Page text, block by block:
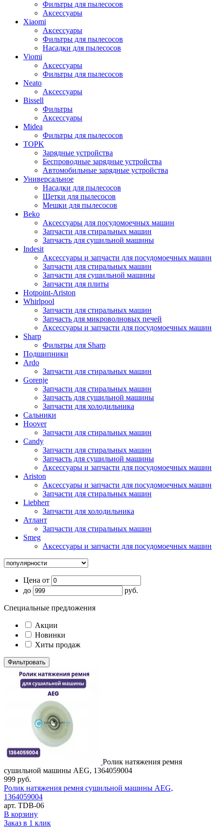
Фильтры для пылесосов
Аксессуары
Xiaomi
Аксессуары
Фильтры для пылесосов
Насадки для пылесосов
Viomi
Аксессуары
Фильтры для пылесосов
Neato
Аксессуары
Bissell
Фильтры
Аксессуары
Midea
Фильтры для пылесосов
TOPK
Зарядные устройства
Беспроводные зарядные устройства
Автомобильные зарядные устройства
Универсальное
Насадки для пылесосов
Щетки для пылесосов
Мешки для пылесосов
Beko
Аксессуары для посудомоечных машин
Запчасти для стиральных машин
Запчасть для сушильной машины
Indesit
Аксессуары и запчасти для посудомоечных машин
Запчасти для стиральных машин
Запчасти для сушильной машины
Запчасти для плиты
Hotpoint-Ariston
Whirlpool
Запчасти для стиральных машин
Запчасть для микроволновых печей
Аксессуары и запчасти для посудомоечных машин
Sharp
Фильтры для Sharp
Подшипники
Ardo
Запчасти для стиральных машин
Gorenje
Запчасти для стиральных машин
Запчасть для сушильной машины
Запчасти для холодильника
Сальники
Hoover
Запчасти для стиральных машин
Candy
Запчасти для стиральных машин
Запчасть для сушильной машины
Аксессуары и запчасти для посудомоечных машин
Ariston
Аксессуары и запчасти для посудомоечных машин
Запчасти для стиральных машин
Liebherr
Запчасти для холодильника
Атлант
Запчасти для стиральных машин
Smeg
Аксессуары и запчасти для посудомоечных машин
Цена от
до
руб.
Специальные предложения
Акции
Новинки
Хиты продаж
Ролик натяжения ремня
сушильной машины AEG, 1364059004
999 руб.
Ролик натяжения ремня сушильной машины AEG,
1364059004
арт. TDB-06
В корзину
Заказ в 1 клик